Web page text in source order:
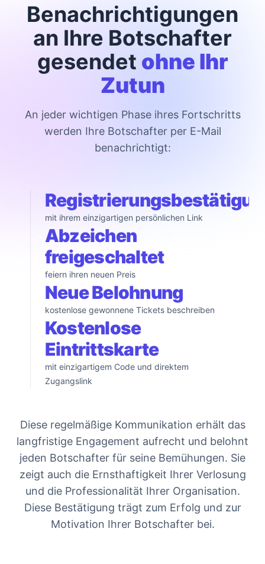
Benachrichtigungen
an Ihre Botschafter
gesendet ohne Ihr
Zutun
An jeder wichtigen Phase ihres Fortschritts
werden Ihre Botschafter per E-Mail
benachrichtigt:
mit ihrem einzigartigen persönlichen Link
feiern ihren neuen Preis
Abzeichen
freigeschaltet
kostenlose gewonnene Tickets beschreiben
Neue Belohnung
mit einzigartigem Code und direktem
Zugangslink
Kostenlose
Eintrittskarte
Diese regelmäßige Kommunikation erhält das
langfristige Engagement aufrecht und belohnt
jeden Botschafter für seine Bemühungen. Sie
zeigt auch die Ernsthaftigkeit Ihrer Verlosung
und die Professionalität Ihrer Organisation.
Diese Bestätigung trägt zum Erfolg und zur
Motivation Ihrer Botschafter bei.